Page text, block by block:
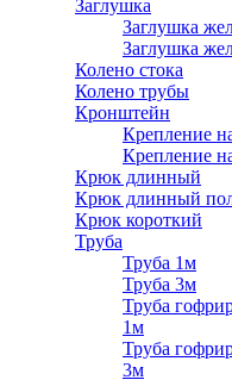
Заглушка
Заглушка
Заглушка
Колено стока
Колено трубы
Кронштейн
Крепление
Крепление
Крюк длинный
Крюк длинный
Крюк короткий
Труба
Труба 1м
Труба 3м
Труба
1м
Труба
3м